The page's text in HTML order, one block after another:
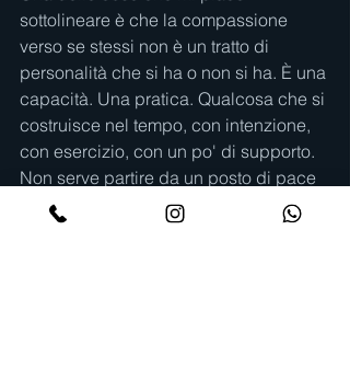
sottolineare è che la compassione
verso se stessi non è un tratto di
personalità che si ha o non si ha. È una
capacità. Una pratica. Qualcosa che si
costruisce nel tempo, con intenzione,
con esercizio, con un po' di supporto.
Non serve partire da un posto di pace
interiore. Si può iniziare esattamente
da dove si è — anche da un posto di